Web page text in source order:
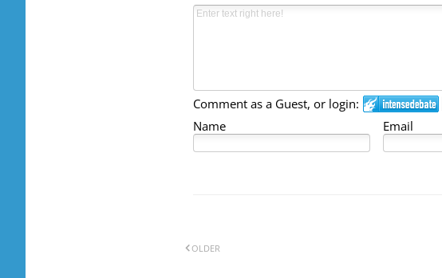
Comment as a Guest, or login:
Name
Email
OLDER